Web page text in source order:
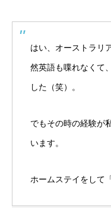
はい、オーストラリ
然英語も喋れなくて
した（笑）。
でもその時の経験が
います。
ホームステイをして